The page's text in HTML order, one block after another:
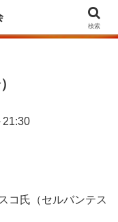
Relaciones Económicas
21:30
コ氏（セルバンテス
検索